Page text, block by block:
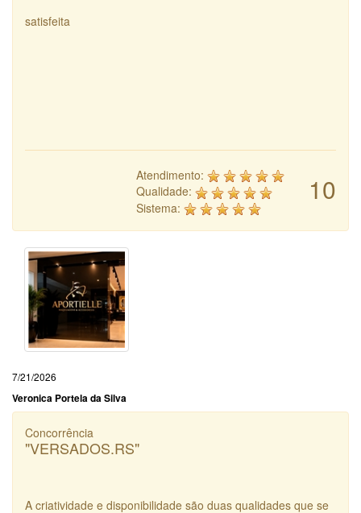
satisfeita
10
Atendimento:
Qualidade:
Sistema:
7/21/2026
Veronica Portela da Silva
Concorrência
"VERSADOS.RS"
A criatividade e disponibilidade são duas qualidades que se